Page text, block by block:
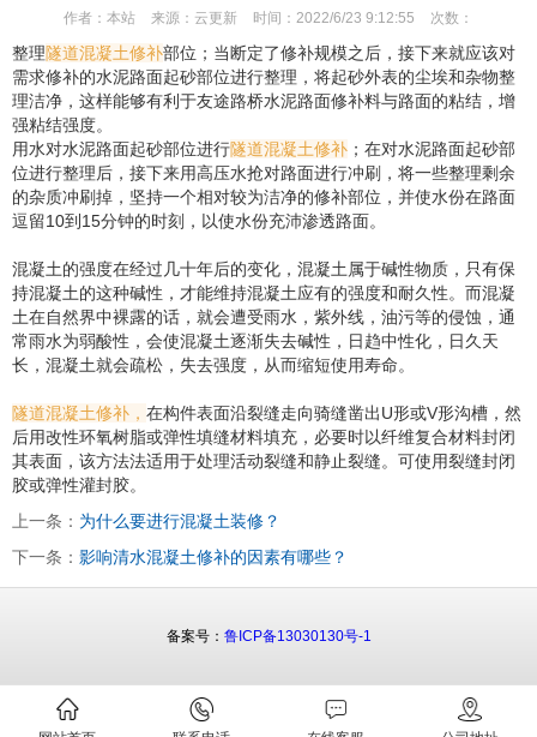
作者： 本站 来源： 云更新 时间： 2022/6/23 9:12:55 次数：
整理隧道混凝土修补部位；当断定了修补规模之后，接下来就应该对
需求修补的水泥路面起砂部位进行整理，将起砂外表的尘埃和杂物整
理洁净，这样能够有利于友途路桥水泥路面修补料与路面的粘结，增
强粘结强度。
用水对水泥路面起砂部位进行隧道混凝土修补 ；在对水泥路面起砂部
位进行整理后，接下来用高压水抢对路面进行冲刷，将一些整理剩余
的杂质冲刷掉，坚持一个相对较为洁净的修补部位，并使水份在路面
逗留10到15分钟的时刻，以使水份充沛渗透路面。
混凝土的强度在经过几十年后的变化，混凝土属于碱性物质，只有保
持混凝土的这种碱性，才能维持混凝土应有的强度和耐久性。而混凝
土在自然界中裸露的话，就会遭受雨水，紫外线，油污等的侵蚀，通
常雨水为弱酸性，会使混凝土逐渐失去碱性，日趋中性化，日久天
长，混凝土就会疏松，失去强度，从而缩短使用寿命。
隧道混凝土修补， 在构件表面沿裂缝走向骑缝凿出U形或V形沟槽，然
后用改性环氧树脂或弹性填缝材料填充，必要时以纤维复合材料封闭
其表面，该方法法适用于处理活动裂缝和静止裂缝。可使用裂缝封闭
胶或弹性灌封胶。
上一条： 为什么要进行混凝土装修？
下一条： 影响清水混凝土修补的因素有哪些？
备案号： 鲁ICP备13030130号-1